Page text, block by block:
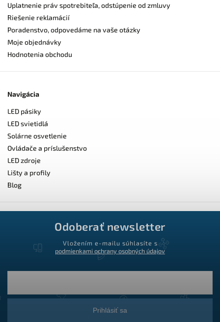
Uplatnenie práv spotrebiteľa, odstúpenie od zmluvy
Riešenie reklamácií
Poradenstvo, odpovedáme na vaše otázky
Moje objednávky
Hodnotenia obchodu
Navigácia
LED pásiky
LED svietidlá
Solárne osvetlenie
Ovládače a príslušenstvo
LED zdroje
Lišty a profily
Blog
Odoberať newsletter
Vložením e-mailu súhlasíte s
podmienkami ochrany osobných údajov
Prihlásiť sa